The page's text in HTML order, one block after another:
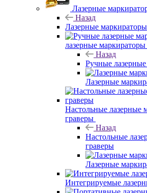
Лазерные
Назад
Лазерные маркираторы
лазерные маркираторы
Назад
Ручные
Лазерные
Настольные лазерные
граверы
Назад
Настольные
граверы
Лазерные
Интегрируемые